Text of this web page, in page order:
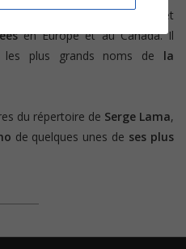
enchaine les disques et
en Europe et au Canada. Il
les plus grands noms de la
du répertoire de Serge Lama,
de quelques unes de ses plus